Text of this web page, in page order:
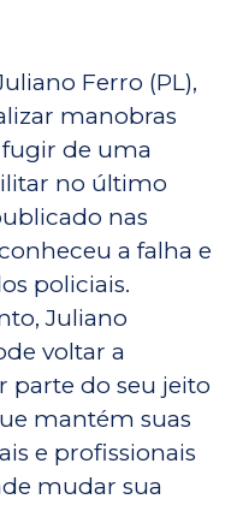
Ferro (PL),
manobras
de uma
no último
nas
a falha e
policiais.
Juliano
voltar a
parte do seu jeito
mantém suas
e profissionais
mudar sua